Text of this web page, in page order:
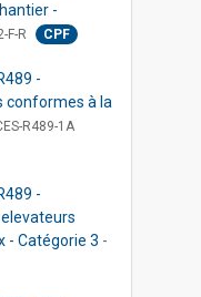
-
F-R CPF
-
conformes à la
R489-1A
-
- Catégorie 3 -